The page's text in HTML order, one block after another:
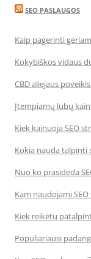
SEO PASLAUGOS
Kaip pagerinti
Kokybiškos vidaus
CBD aliejaus
Įtempiamų lubų
Kiek kainuoja SEO
Kokia nauda talpinti
Nuo ko prasideda
Kam naudojami
Kiek reikėtų
Populiariausi